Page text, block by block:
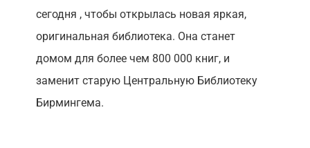
сегодня , чтобы открылась новая яркая,
оригинальная библиотека. Она станет
домом для более чем 800 000 книг, и
заменит старую Центральную Библиотеку
Бирмингема.